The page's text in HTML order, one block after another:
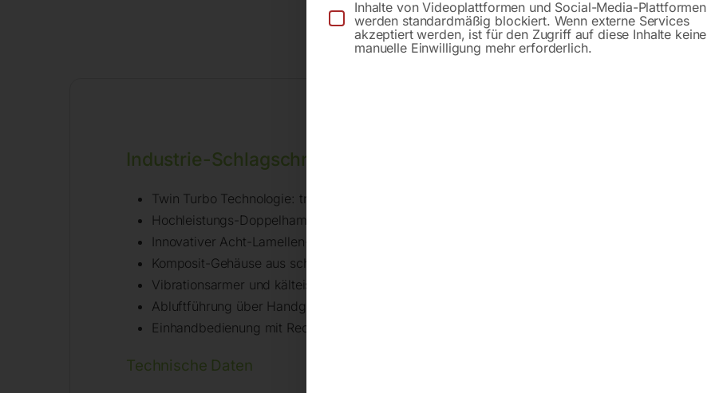
Beschreibung Produktsicherheit
Industrie-Schlagschrauber ISS-TT ½” Mini Composite
Twin Turbo Technologie: trotz kompakter Bauweise und geringem Gewicht hohes Drehmoment
Hochleistungs-Doppelhammer-Schlagwerk
Innovativer Acht-Lamellen-Luftmotor mit 25 Prozent höherer Schlagleistung gewährleistet
Komposit-Gehäuse aus schlagfestem Kunststoff
Vibrationsarmer und kälteisolierter Griff
Abluftführung über Handgriff, dadurch kein Aufwirbeln von Bremsstaub
Einhandbedienung mit Rechts-/Linkslauf
Technische Daten
Inhalte von Videoplattformen und Social-Media-Plattformen
werden standardmäßig blockiert. Wenn externe Services
akzeptiert werden, ist für den Zugriff auf diese Inhalte keine
manuelle Einwilligung mehr erforderlich.